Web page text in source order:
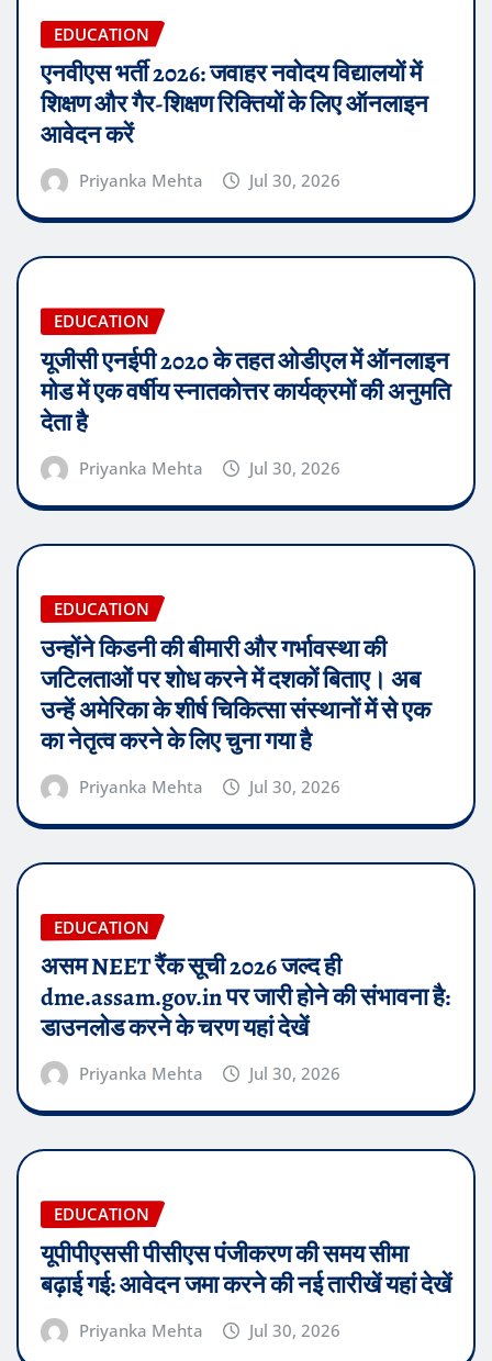
EDUCATION
एनवीएस भर्ती 2026: जवाहर नवोदय विद्यालयों में
शिक्षण और गैर-शिक्षण रिक्तियों के लिए ऑनलाइन
आवेदन करें
Priyanka Mehta Jul 30, 2026
EDUCATION
यूजीसी एनईपी 2020 के तहत ओडीएल में ऑनलाइन
मोड में एक वर्षीय स्नातकोत्तर कार्यक्रमों की अनुमति
देता है
Priyanka Mehta Jul 30, 2026
EDUCATION
उन्होंने किडनी की बीमारी और गर्भावस्था की
जटिलताओं पर शोध करने में दशकों बिताए। अब
उन्हें अमेरिका के शीर्ष चिकित्सा संस्थानों में से एक
का नेतृत्व करने के लिए चुना गया है
Priyanka Mehta Jul 30, 2026
EDUCATION
असम NEET रैंक सूची 2026 जल्द ही
dme.assam.gov.in पर जारी होने की संभावना है:
डाउनलोड करने के चरण यहां देखें
Priyanka Mehta Jul 30, 2026
EDUCATION
यूपीपीएससी पीसीएस पंजीकरण की समय सीमा
बढ़ाई गई: आवेदन जमा करने की नई तारीखें यहां देखें
Priyanka Mehta Jul 30, 2026